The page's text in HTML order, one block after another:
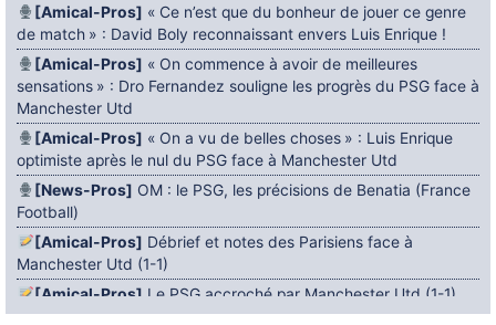
[Amical-Pros] « Ce n’est que du bonheur de jouer ce genre
de match » : David Boly reconnaissant envers Luis Enrique !
[Amical-Pros] « On commence à avoir de meilleures
sensations » : Dro Fernandez souligne les progrès du PSG face à
Manchester Utd
[Amical-Pros] « On a vu de belles choses » : Luis Enrique
optimiste après le nul du PSG face à Manchester Utd
[News-Pros] OM : le PSG, les précisions de Benatia (France
Football)
[Amical-Pros] Débrief et notes des Parisiens face à
Manchester Utd (1-1)
[Amical-Pros] Le PSG accroché par Manchester Utd (1-1)